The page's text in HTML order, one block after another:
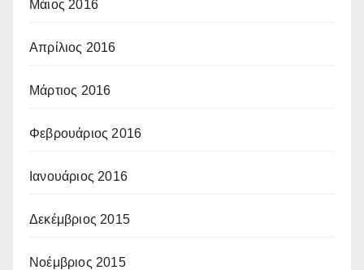
Μάιος 2016
Απρίλιος 2016
Μάρτιος 2016
Φεβρουάριος 2016
Ιανουάριος 2016
Δεκέμβριος 2015
Νοέμβριος 2015